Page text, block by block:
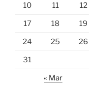
10 11 12
17 18 19
24 25 26
31
« Mar